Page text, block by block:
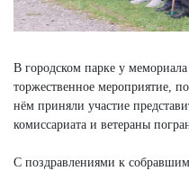
В городском парке у
торжественное мероприятие,
нём приняли участие
комиссариата и ветераны
С поздравлениями к